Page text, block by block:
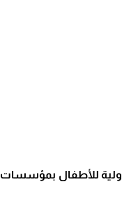
للأطفال بمؤسسات